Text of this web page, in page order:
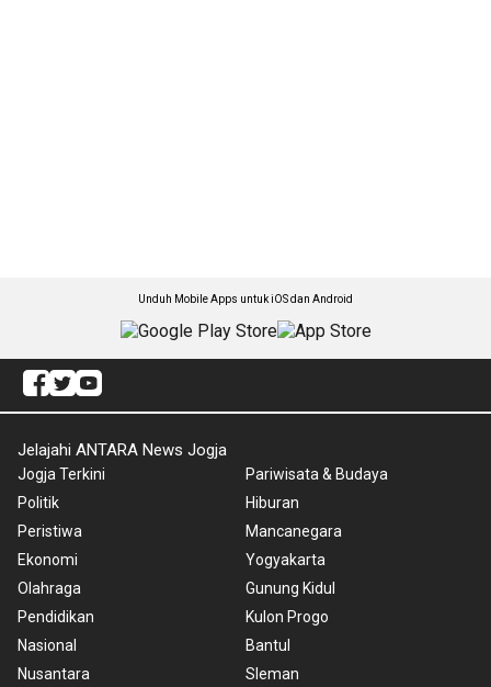
Unduh Mobile Apps untuk iOS dan Android
Jelajahi ANTARA News Jogja
Jogja Terkini
Politik
Peristiwa
Ekonomi
Olahraga
Pendidikan
Nasional
Nusantara
Pariwisata & Budaya
Hiburan
Mancanegara
Yogyakarta
Gunung Kidul
Kulon Progo
Bantul
Sleman